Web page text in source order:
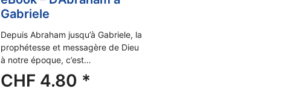
Gabriele
Depuis Abraham jusqu’à Gabriele, la
prophétesse et messagère de Dieu
à notre époque, c’est…
CHF 4.80 *